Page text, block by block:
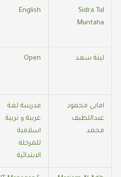
Sidra Tul
Muntaha
English
لينة سعد Open
امانى محمود
عبداللطيف
محمد
مدرسة لغة
عربية و تربية
اسلامية
للمرحلة
الابتدائية